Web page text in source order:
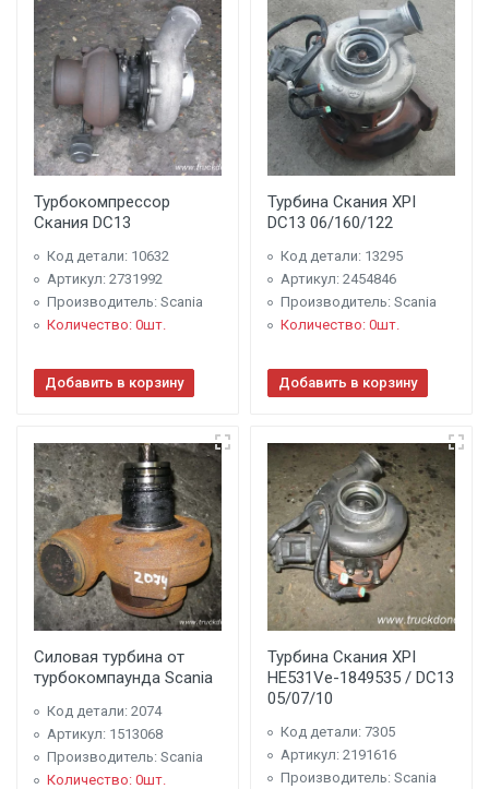
Турбокомпрессор
Скания DC13
Код детали: 10632
Артикул: 2731992
Производитель: Scania
Количество: 0шт.
Добавить в корзину
Турбина Скания XPI
DC13 06/160/122
Код детали: 13295
Артикул: 2454846
Производитель: Scania
Количество: 0шт.
Добавить в корзину
Силовая турбина от
турбокомпаунда Scania
Код детали: 2074
Артикул: 1513068
Производитель: Scania
Количество: 0шт.
Турбина Скания XPI
HE531Ve-1849535 / DC13
05/07/10
Код детали: 7305
Артикул: 2191616
Производитель: Scania